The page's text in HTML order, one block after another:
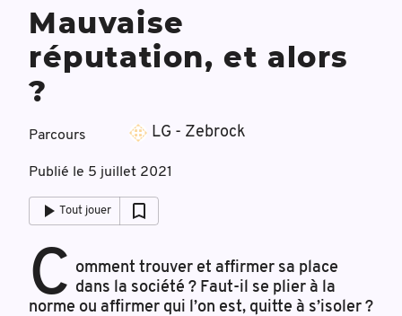
Mauvaise
réputation, et alors
?
Parcours LG - Zebrock
Publié le 5 juillet 2021
Tout jouer
C omment trouver et affirmer sa place
dans la société ? Faut-il se plier à la
norme ou affirmer qui l’on est, quitte à s’isoler ?